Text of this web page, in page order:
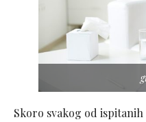
Skoro svakog od